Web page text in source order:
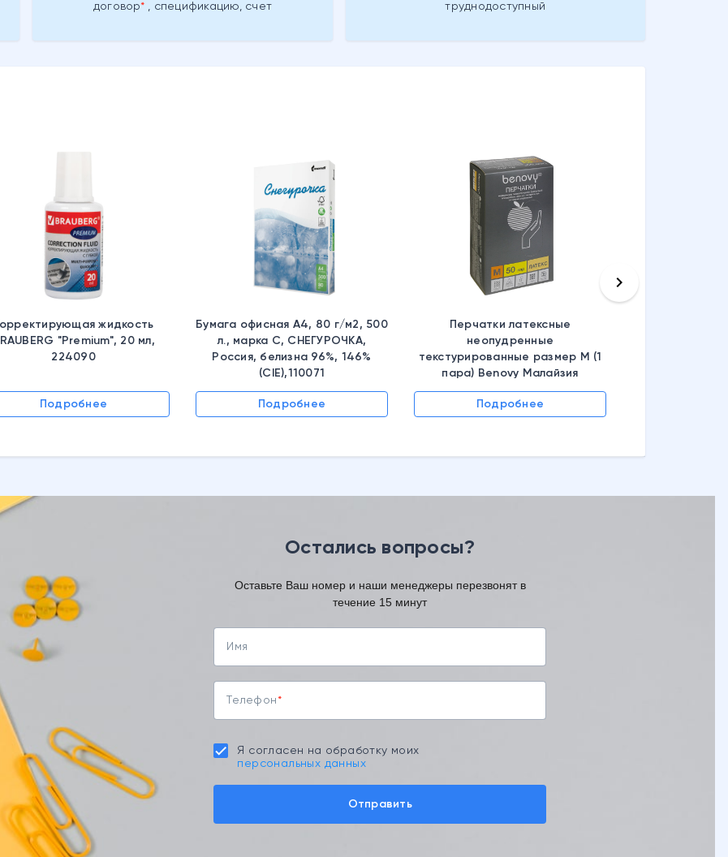
договор , спецификацию, счет
труднодоступный
жидкость
"Premium", 20 мл,
224090
Подробнее
Бумага офисная А4, 80 г/м2, 500
л., марка С, СНЕГУРОЧКА,
Россия, белизна 96%, 146%
(CIE),110071
Подробнее
Перчатки латексные
неопудренные
текстурированные размер M (1
пара) Benovy Малайзия
Подробнее
keyboard_arrow_right
Остались вопросы?
Оставьте Ваш номер и наши менеджеры перезвонят в
течение 15 минут
Имя
Телефон
Я согласен на обработку моих
персональных данных
Отправить